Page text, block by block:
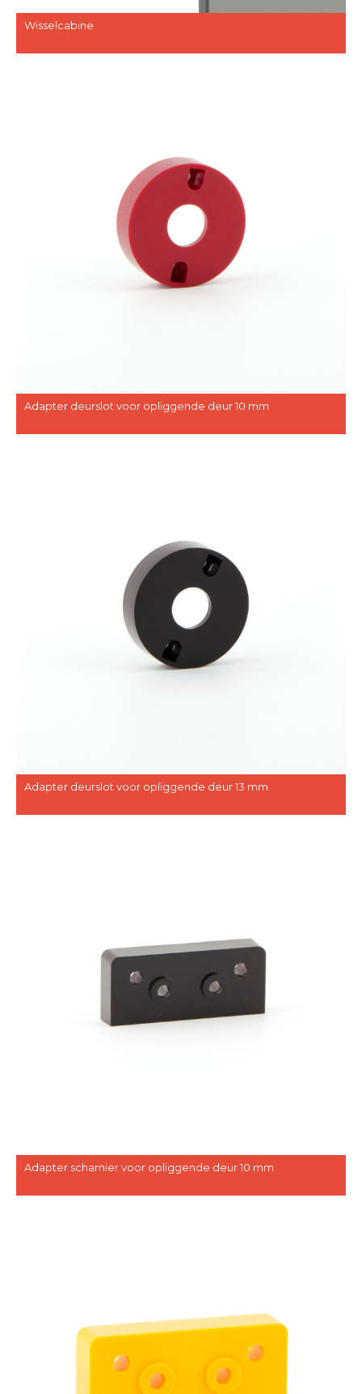
Wisselcabine
Adapter deurslot voor opliggende deur 10 mm
Adapter deurslot voor opliggende deur 13 mm
Adapter scharnier voor opliggende deur 10 mm